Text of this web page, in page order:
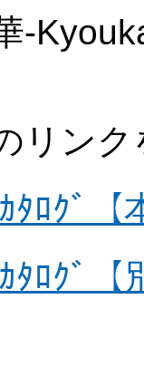
-
リン
ﾀﾛｸﾞ【
ﾀﾛｸﾞ【